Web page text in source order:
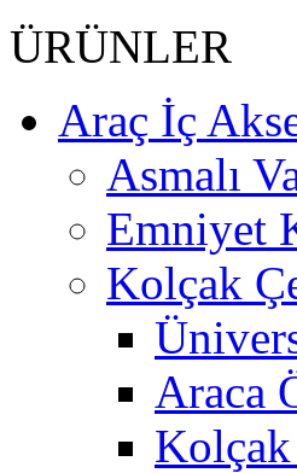
ÜRÜNLER
Araç İç
Asmalı
Emniyet
Kolçak
Araca
Kolçak